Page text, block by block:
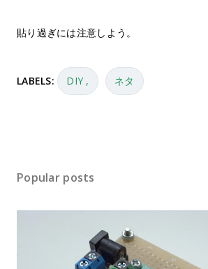
貼り過ぎには注意しよう。
LABELS: DIY ネタ
Popular posts